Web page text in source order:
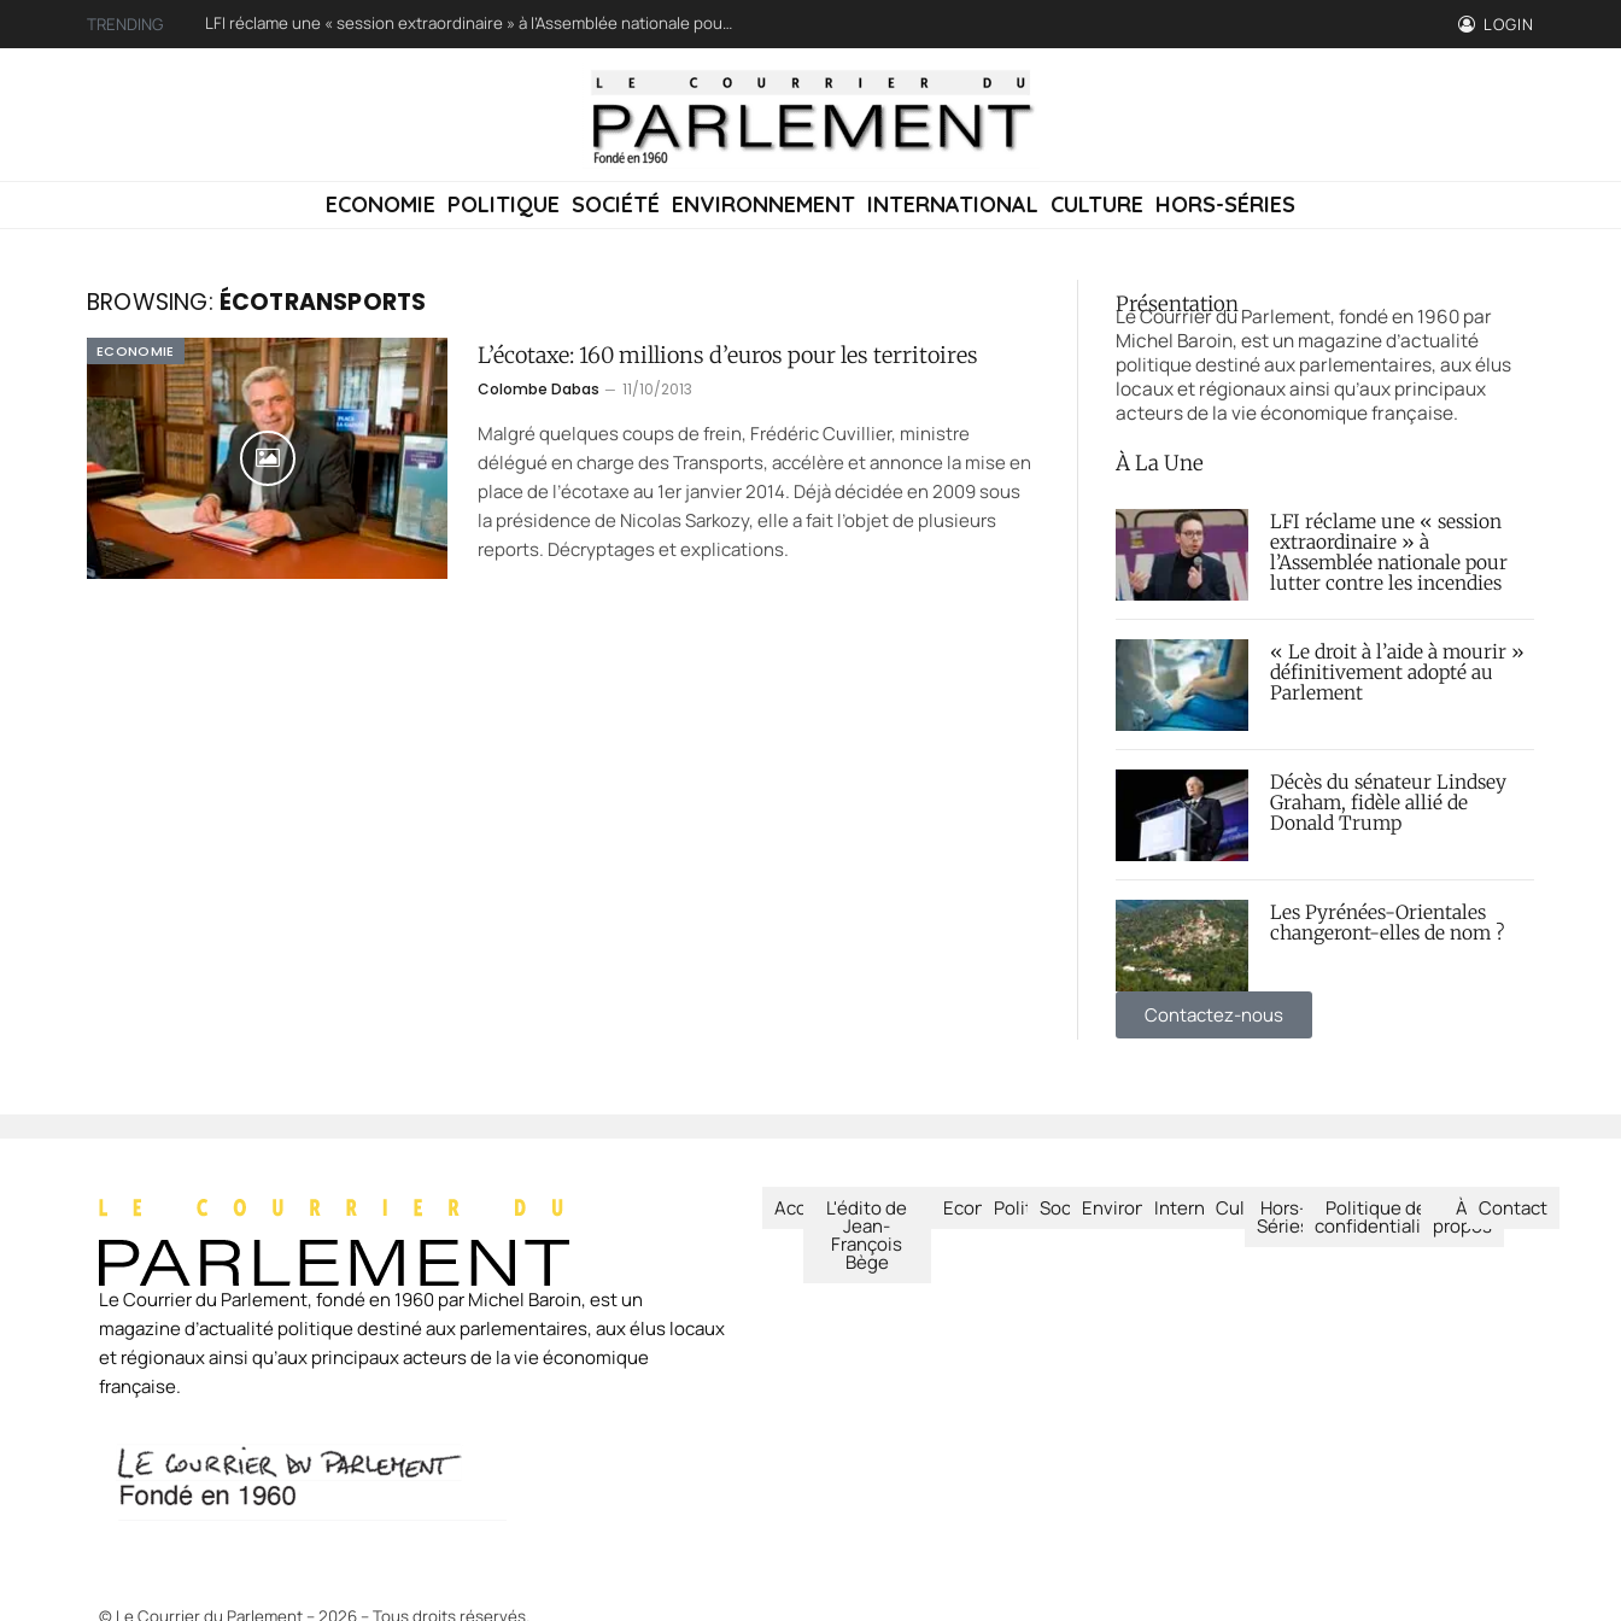
TRENDING LFI réclame une « session extraordinaire » à l’Assemblée nationale pour lutter contre les incendies LOGIN
ECONOMIE POLITIQUE SOCIÉTÉ ENVIRONNEMENT INTERNATIONAL CULTURE HORS-SÉRIES
BROWSING: ÉCOTRANSPORTS
ECONOMIE L’écotaxe: 160 millions d’euros pour les territoires
Colombe Dabas 11/10/2013
Malgré quelques coups de frein, Frédéric Cuvillier, ministre
délégué en charge des Transports, accélère et annonce la mise en
place de l’écotaxe au 1er janvier 2014. Déjà décidée en 2009 sous
la présidence de Nicolas Sarkozy, elle a fait l’objet de plusieurs
reports. Décryptages et explications.
Présentation
Le Courrier du Parlement, fondé en 1960 par
Michel Baroin, est un magazine d’actualité
politique destiné aux parlementaires, aux élus
locaux et régionaux ainsi qu’aux principaux
acteurs de la vie économique française.
À La Une
LFI réclame une « session
extraordinaire » à
l’Assemblée nationale pour
lutter contre les incendies
« Le droit à l’aide à mourir »
définitivement adopté au
Parlement
Décès du sénateur Lindsey
Graham, fidèle allié de
Donald Trump
Les Pyrénées-Orientales
changeront-elles de nom ?
Contactez-nous
Le Courrier du Parlement, fondé en 1960 par Michel Baroin, est un
magazine d’actualité politique destiné aux parlementaires, aux élus locaux
et régionaux ainsi qu’aux principaux acteurs de la vie économique
française.
AccueilL'édito de
Jean-
François
Bège
EconomiePolitiqueSociétéEnvironnementInternational
CultureHors-
Séries
Politique de
confidentialité
À
propos
Contact
© Le Courrier du Parlement – 2026 – Tous droits réservés.